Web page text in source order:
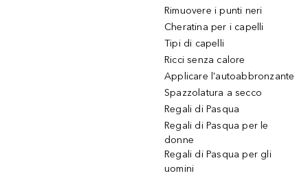
Rimuovere i punti neri
Cheratina per i capelli
Tipi di capelli
Ricci senza calore
Applicare l'autoabbronzante
Spazzolatura a secco
Regali di Pasqua
Regali di Pasqua per le
donne
Regali di Pasqua per gli
uomini